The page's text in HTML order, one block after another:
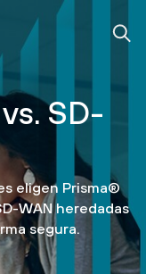
vs. SD-
eligen Prisma®
WAN heredadas
segura.